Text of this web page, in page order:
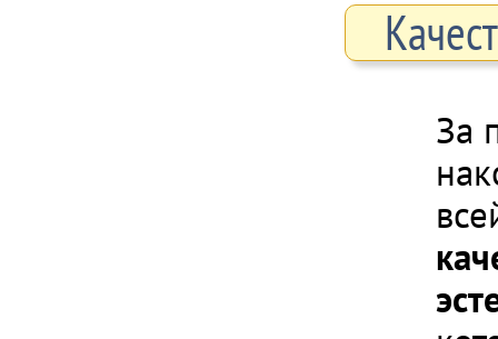
За